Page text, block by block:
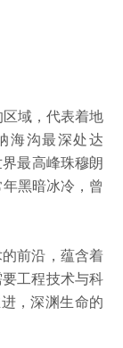
域，代表着地
海沟最深处达
最高峰珠穆朗
黑暗冰冷，曾
前沿，蕴含着
工程技术与科
，深渊生命的